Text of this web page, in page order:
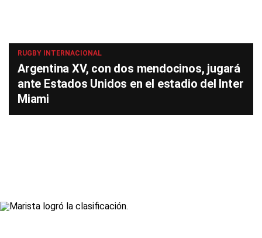
RUGBY INTERNACIONAL
Argentina XV, con dos mendocinos, jugará
ante Estados Unidos en el estadio del Inter
Miami